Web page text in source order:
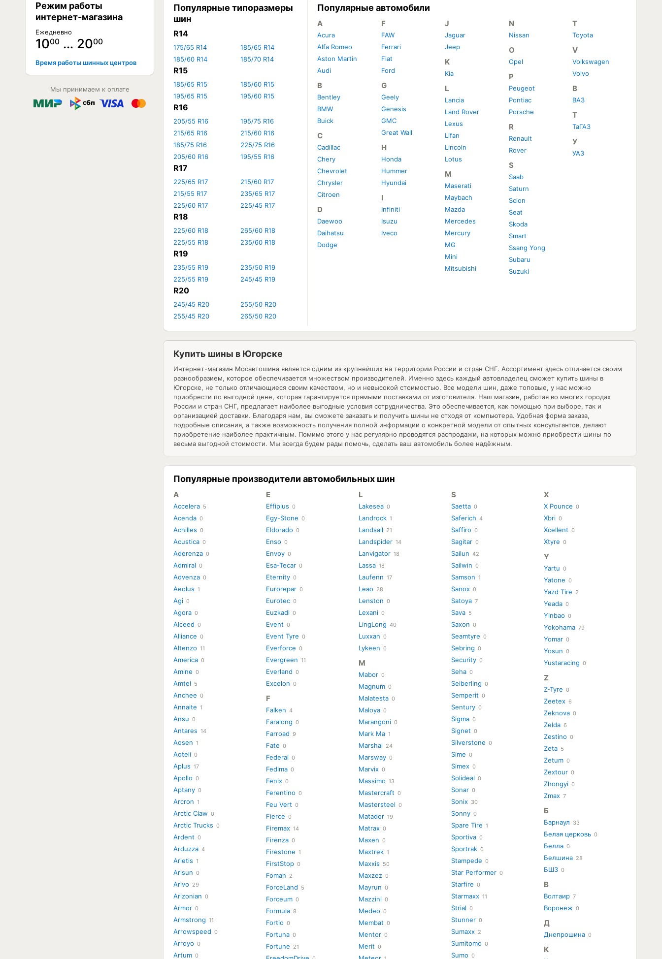
Режим работы
интернет-магазина
Ежедневно
1000 … 2000
Время работы шинных центров
Мы принимаем к оплате
Популярные типоразмеры
шин
R14
175/65 R14
185/60 R14
185/65 R14
185/70 R14
R15
185/65 R15
195/65 R15
185/60 R15
195/60 R15
R16
205/55 R16
215/65 R16
185/75 R16
205/60 R16
195/75 R16
215/60 R16
225/75 R16
195/55 R16
R17
225/65 R17
215/55 R17
225/60 R17
215/60 R17
235/65 R17
225/45 R17
R18
225/60 R18
225/55 R18
265/60 R18
235/60 R18
R19
235/55 R19
225/55 R19
235/50 R19
245/45 R19
R20
245/45 R20
255/45 R20
255/50 R20
265/50 R20
Популярные автомобили
A
Acura
Alfa Romeo
Aston Martin
Audi
B
Bentley
BMW
Buick
C
Cadillac
Chery
Chevrolet
Chrysler
Citroen
D
Daewoo
Daihatsu
Dodge
F
FAW
Ferrari
Fiat
Ford
G
Geely
Genesis
GMC
Great Wall
H
Honda
Hummer
Hyundai
I
Infiniti
Isuzu
Iveco
J
Jaguar
Jeep
K
Kia
L
Lancia
Land Rover
Lexus
Lifan
Lincoln
Lotus
M
Maserati
Maybach
Mazda
Mercedes
Mercury
MG
Mini
Mitsubishi
N
Nissan
O
Opel
P
Peugeot
Pontiac
Porsche
R
Renault
Rover
S
Saab
Saturn
Scion
Seat
Skoda
Smart
Ssang Yong
Subaru
Suzuki
T
Toyota
V
Volkswagen
Volvo
В
ВАЗ
Т
ТаГАЗ
У
УАЗ
Купить шины в Югорске
Интернет-магазин Мосавтошина является одним из крупнейших на территории России и стран СНГ. Ассортимент здесь отличается своим
разнообразием, которое обеспечивается множеством производителей. Именно здесь каждый автовладелец сможет купить шины в
Югорске, не только отличающиеся своим качеством, но и невысокой стоимостью. Все модели шин, даже топовые, у нас можно
приобрести по выгодной цене, которая гарантируется прямыми поставками от изготовителя. Наш магазин, работая во многих городах
России и стран СНГ, предлагает наиболее выгодные условия сотрудничества. Это обеспечивается, как помощью при выборе, так и
организацией доставки. Благодаря нам, вы сможете заказать и получить шины не отходя от компьютера. Удобная форма заказа,
подробные описания, а также возможность получения полной информации о конкретной модели от опытных консультантов, делают
приобретение наиболее практичным. Помимо этого у нас регулярно проводятся распродажи, на которых можно приобрести шины по
весьма выгодной стоимости. Мы всегда будем рады помочь, сделать ваш автомобиль более надёжным.
Популярные производители автомобильных шин
A
Accelera 5
Acenda 0
Achilles 0
Acustica 0
Aderenza 0
Admiral 0
Advenza 0
Aeolus 1
Agi 0
Agora 0
Alceed 0
Alliance 0
Altenzo 11
America 0
Amine 0
Amtel 5
Anchee 0
Annaite 1
Ansu 0
Antares 14
Aosen 1
Aoteli 0
Aplus 17
Apollo 0
Aptany 0
Arcron 1
Arctic Claw 0
Arctic Trucks 0
Ardent 0
Arduzza 4
Arietis 1
Arisun 0
Arivo 29
Arizonian 0
Armor 0
Armstrong 11
Arrowspeed 0
Arroyo 0
Artum 0
E
Effiplus 0
Egy-Stone 0
Eldorado 0
Enso 0
Envoy 0
Esa-Tecar 0
Eternity 0
Eurorepar 0
Eurotec 0
Euzkadi 0
Event 0
Event Tyre 0
Everforce 0
Evergreen 11
Everland 0
Excelon 0
F
Falken 4
Faralong 0
Farroad 9
Fate 0
Federal 0
Fedima 0
Fenix 0
Ferentino 0
Feu Vert 0
Fierce 0
Firemax 14
Firenza 0
Firestone 1
FirstStop 0
Foman 2
ForceLand 5
Forceum 0
Formula 8
Fortio 0
Fortuna 0
Fortune 21
L
Lakesea 0
Landrock 1
Landsail 21
Landspider 14
Lanvigator 18
Lassa 18
Laufenn 17
Leao 28
Lenston 0
Lexani 0
LingLong 40
Luxxan 0
Lykeen 0
M
Mabor 0
Magnum 0
Malatesta 0
Maloya 0
Marangoni 0
Mark Ma 1
Marshal 24
Marsway 0
Marvix 0
Massimo 13
Mastercraft 0
Mastersteel 0
Matador 19
Matrax 0
Maxen 0
Maxtrek 1
Maxxis 50
Maxzez 0
Mayrun 0
Mazzini 0
Medeo 0
Membat 0
Mentor 0
Merit 0
S
Saetta 0
Saferich 4
Saffiro 0
Sagitar 0
Sailun 42
Sailwin 0
Samson 1
Sanox 0
Satoya 7
Sava 5
Saxon 0
Seamtyre 0
Sebring 0
Security 0
Seha 0
Seiberling 0
Semperit 0
Sentury 0
Sigma 0
Signet 0
Silverstone 0
Sime 0
Simex 0
Solideal 0
Sonar 0
Sonix 30
Sonny 0
Spare Tire 1
Sportiva 0
Sportrak 0
Stampede 0
Star Performer 0
Starfire 0
Starmaxx 11
Strial 0
Stunner 0
Sumaxx 2
Sumitomo 0
Sumo 0
X
X Pounce 0
Xbri 0
Xcellent 0
Xtyre 0
Y
Yartu 0
Yatone 0
Yazd Tire 2
Yeada 0
Yinbao 0
Yokohama 79
Yomar 0
Yosun 0
Yustaracing 0
Z
Z-Tyre 0
Zeetex 6
Zeknova 0
Zelda 6
Zestino 0
Zeta 5
Zetum 0
Zextour 0
Zhongyi 0
Zmax 7
Б
Барнаул 33
Белая церковь 0
Белла 0
Белшина 28
БШЗ 0
В
Волтаир 7
Воронеж 0
Д
Днепрошина 0
К